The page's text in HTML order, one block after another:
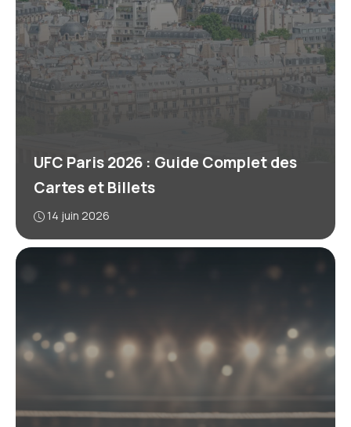
UFC Paris 2026 : Guide Complet des
Cartes et Billets
14 juin 2026